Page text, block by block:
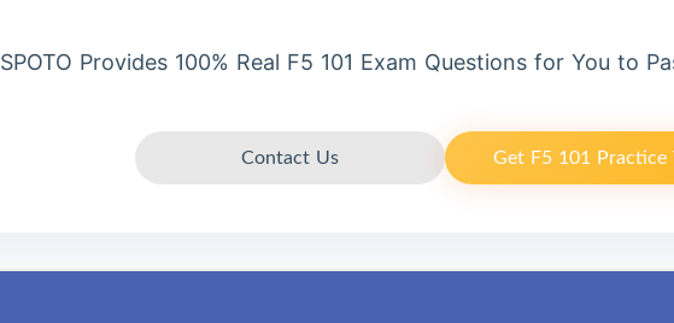
SPOTO Provides 100% Real F5 101 Exam Questions for You to
Contact Us Get F5 101 Practice